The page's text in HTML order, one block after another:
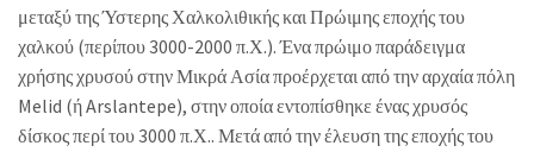
μεταξύ της Ύστερης Χαλκολιθικής και Πρώιμης εποχής του
χαλκού (περίπου 3000-2000 π.Χ.). Ένα πρώιμο παράδειγμα
χρήσης χρυσού στην Μικρά Ασία προέρχεται από την αρχαία πόλη
Melid (ή Arslantepe), στην οποία εντοπίσθηκε ένας χρυσός
δίσκος περί του 3000 π.Χ.. Μετά από την έλευση της εποχής του